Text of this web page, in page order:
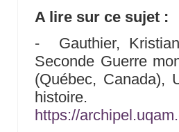
A lire sur ce sujet :
- Gauthier,
Seconde Guerre
(Québec, Canada),
histoire.
https://